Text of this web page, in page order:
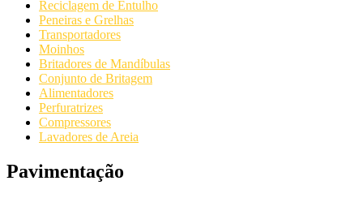
Reciclagem de Entulho
Peneiras e Grelhas
Transportadores
Moinhos
Britadores de Mandíbulas
Conjunto de Britagem
Alimentadores
Perfuratrizes
Compressores
Lavadores de Areia
Pavimentação